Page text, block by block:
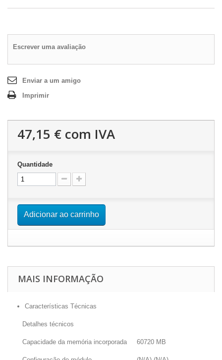
Escrever uma avaliação
Enviar a um amigo
Imprimir
47,15 € com IVA
Quantidade
Adicionar ao carrinho
MAIS INFORMAÇÃO
Características Técnicas
Detalhes técnicos
Capacidade da memória incorporada 60720 MB